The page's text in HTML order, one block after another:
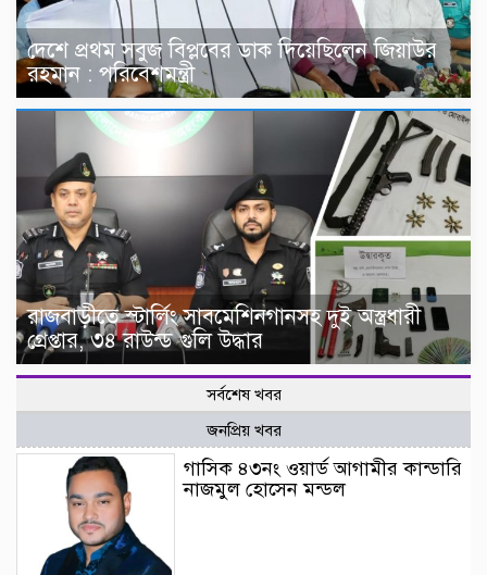
দেশে প্রথম সবুজ বিপ্লবের ডাক দিয়েছিলেন জিয়াউর
রহমান : পরিবেশমন্ত্রী
রাজবাড়ীতে স্টার্লিং সাবমেশিনগানসহ দুই অস্ত্রধারী
গ্রেপ্তার, ৩৪ রাউন্ড গুলি উদ্ধার
সর্বশেষ খবর
জনপ্রিয় খবর
গাসিক ৪৩নং ওয়ার্ড আগামীর কান্ডারি
নাজমুল হোসেন মন্ডল